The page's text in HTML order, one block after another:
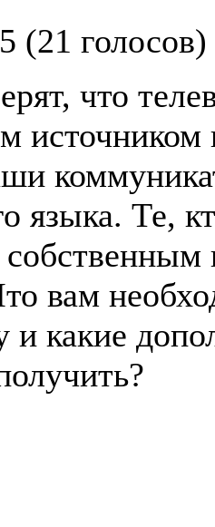
(21 голосов)
что
языка. Те,
вам
и какие